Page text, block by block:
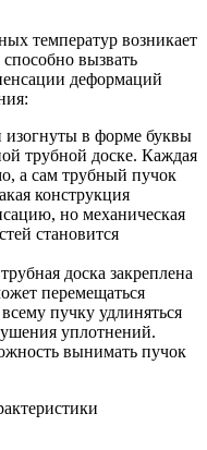
температур возникает
вызвать
деформаций
в форме буквы
трубной доске. Каждая
а сам трубный пучок
конструкция
но механическая
становится
доска закреплена
перемещаться
пучку удлиняться
уплотнений.
вынимать пучок